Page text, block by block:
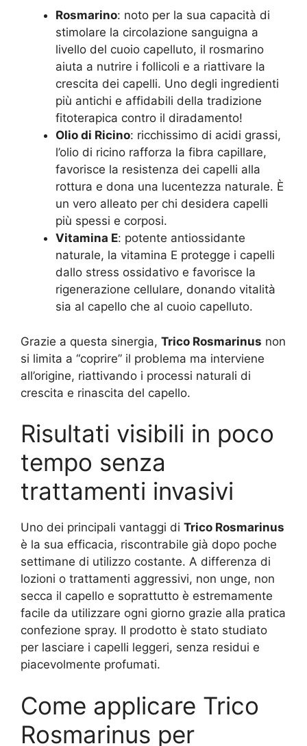
Rosmarino: noto per la sua capacità di
stimolare la circolazione sanguigna a
livello del cuoio capelluto, il rosmarino
aiuta a nutrire i follicoli e a riattivare la
crescita dei capelli. Uno degli ingredienti
più antichi e affidabili della tradizione
fitoterapica contro il diradamento!
Olio di Ricino: ricchissimo di acidi grassi,
l’olio di ricino rafforza la fibra capillare,
favorisce la resistenza dei capelli alla
rottura e dona una lucentezza naturale. È
un vero alleato per chi desidera capelli
più spessi e corposi.
Vitamina E: potente antiossidante
naturale, la vitamina E protegge i capelli
dallo stress ossidativo e favorisce la
rigenerazione cellulare, donando vitalità
sia al capello che al cuoio capelluto.
Grazie a questa sinergia, Trico Rosmarinus non
si limita a “coprire” il problema ma interviene
all’origine, riattivando i processi naturali di
crescita e rinascita del capello.
Risultati visibili in poco
tempo senza
trattamenti invasivi
Uno dei principali vantaggi di Trico Rosmarinus
è la sua efficacia, riscontrabile già dopo poche
settimane di utilizzo costante. A differenza di
lozioni o trattamenti aggressivi, non unge, non
secca il capello e soprattutto è estremamente
facile da utilizzare ogni giorno grazie alla pratica
confezione spray. Il prodotto è stato studiato
per lasciare i capelli leggeri, senza residui e
piacevolmente profumati.
Come applicare Trico
Rosmarinus per